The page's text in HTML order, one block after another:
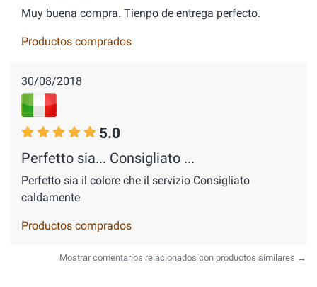
Muy buena compra. Tienpo de entrega perfecto.
Productos comprados
30/08/2018
5.0
Perfetto sia... Consigliato ...
Perfetto sia il colore che il servizio Consigliato
caldamente
Productos comprados
Mostrar comentarios relacionados con productos similares →